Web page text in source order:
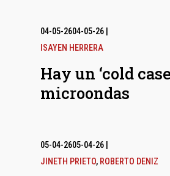
04-05-2604-05-26|
ISAYEN HERRERA
Hay un ‘cold
microondas
05-04-2605-04-26|
JINETH PRIETO, ROBERTO DENIZ